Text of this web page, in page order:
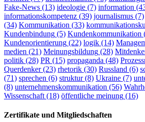
Fake-News (13) ideologie (7) information
informationskompetenz (39) journalismus (7)
(34) Kommunikation (33)
Kundenbindung (5) Kundenkommunikation
Kundenorientierung (22) logik (14)
medien (21) Meinungsbildung (28)
politik (28) PR (15) propaganda (48)
Querdenker(23) rhetorik (30) Russland (6)
(71) sprechen (6) struktur(8) Ukraine (7)
(8) unternehmenskommunikation (56)
Wissenschaft (18) öffentliche meinung (16)
Zertifikate und Mitgliedschaften